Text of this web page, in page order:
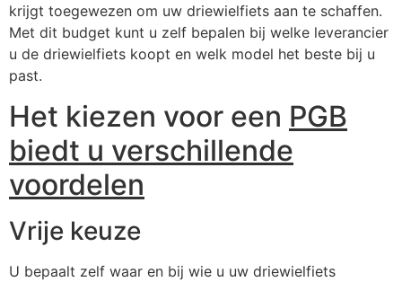
krijgt toegewezen om uw driewielfiets aan te schaffen.
Met dit budget kunt u zelf bepalen bij welke leverancier
u de driewielfiets koopt en welk model het beste bij u
past.
Het kiezen voor een PGB
biedt u verschillende
voordelen
Vrije keuze
U bepaalt zelf waar en bij wie u uw driewielfiets